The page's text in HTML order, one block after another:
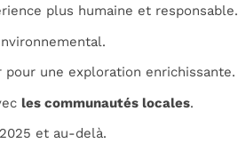
plus humaine et responsable.
une exploration enrichissante.
les communautés locales.
et au-delà.